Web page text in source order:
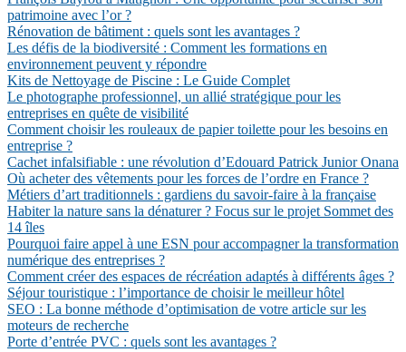
patrimoine avec l’or ?
Rénovation de bâtiment : quels sont les avantages ?
Les défis de la biodiversité : Comment les formations en
environnement peuvent y répondre
Kits de Nettoyage de Piscine : Le Guide Complet
Le photographe professionnel, un allié stratégique pour les
entreprises en quête de visibilité
Comment choisir les rouleaux de papier toilette pour les besoins en
entreprise ?
Cachet infalsifiable : une révolution d’Edouard Patrick Junior Onana
Où acheter des vêtements pour les forces de l’ordre en France ?
Métiers d’art traditionnels : gardiens du savoir-faire à la française
Habiter la nature sans la dénaturer ? Focus sur le projet Sommet des
14 îles
Pourquoi faire appel à une ESN pour accompagner la transformation
numérique des entreprises ?
Comment créer des espaces de récréation adaptés à différents âges ?
Séjour touristique : l’importance de choisir le meilleur hôtel
SEO : La bonne méthode d’optimisation de votre article sur les
moteurs de recherche
Porte d’entrée PVC : quels sont les avantages ?